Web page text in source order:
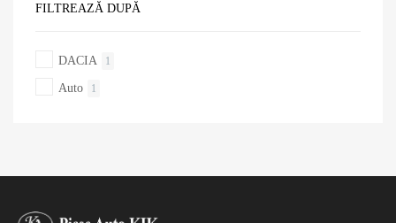
FILTREAZĂ DUPĂ
DACIA 1
Auto 1